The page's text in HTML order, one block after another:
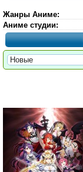
Жанры Аниме:
Аниме студии: